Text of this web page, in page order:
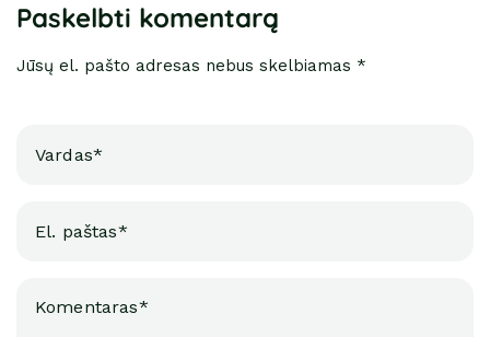
Paskelbti komentarą
Jūsų el. pašto adresas nebus skelbiamas *